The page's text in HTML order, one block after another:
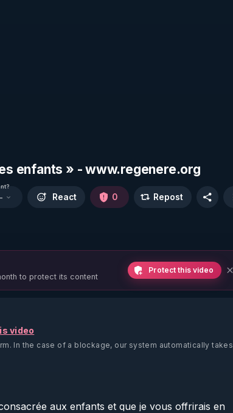
enfants » - www.regenere.org
React 0 Repost
to protect its content
Protect this video
video
In the case of a blockage, our system automatically takes
aux enfants et que je vous offrirais en